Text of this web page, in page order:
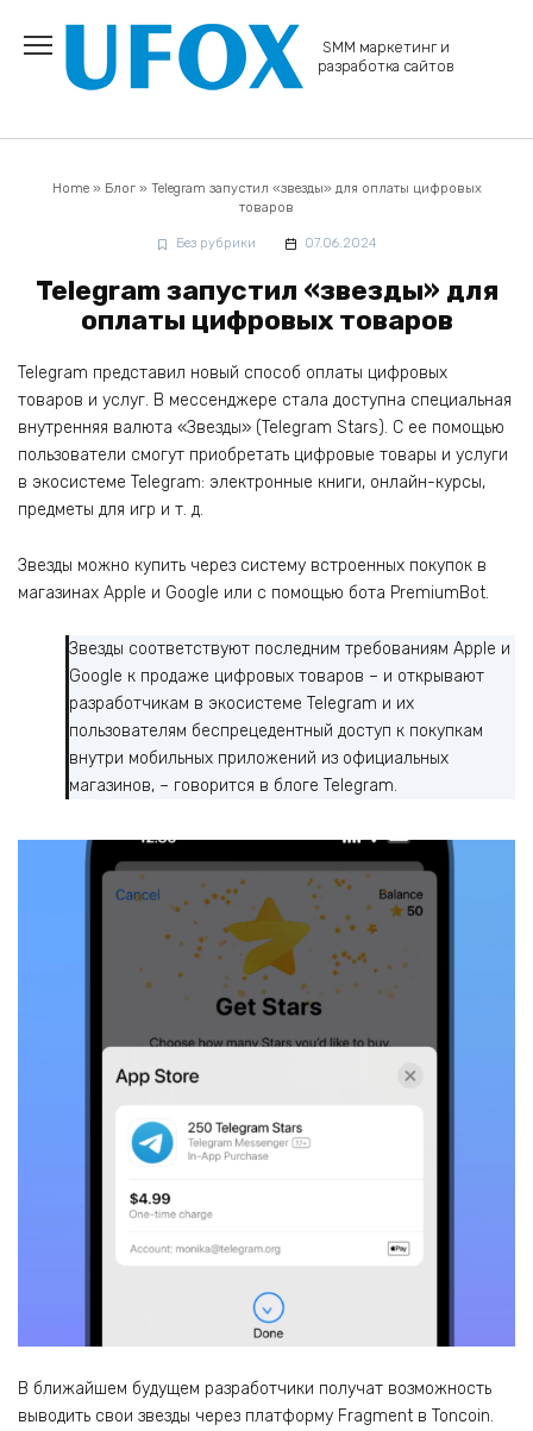
содержанию
SMM маркетинг и
разработка сайтов
Home» Блог» Telegram запустил «звезды» для оплаты цифровых
товаров
Без рубрики 07.06.2024
Telegram запустил «звезды» для
оплаты цифровых товаров
Telegram представил новый способ оплаты цифровых
товаров и услуг. В мессенджере стала доступна специальная
внутренняя валюта «Звезды» (Telegram Stars). С ее помощью
пользователи смогут приобретать цифровые товары и услуги
в экосистеме Telegram: электронные книги, онлайн-курсы,
предметы для игр и т. д.
Звезды можно купить через систему встроенных покупок в
магазинах Apple и Google или с помощью бота PremiumBot.
Звезды соответствуют последним требованиям Apple и
Google к продаже цифровых товаров – и открывают
разработчикам в экосистеме Telegram и их
пользователям беспрецедентный доступ к покупкам
внутри мобильных приложений из официальных
магазинов, – говорится в блоге Telegram.
В ближайшем будущем разработчики получат возможность
выводить свои звезды через платформу Fragment в Toncoin.